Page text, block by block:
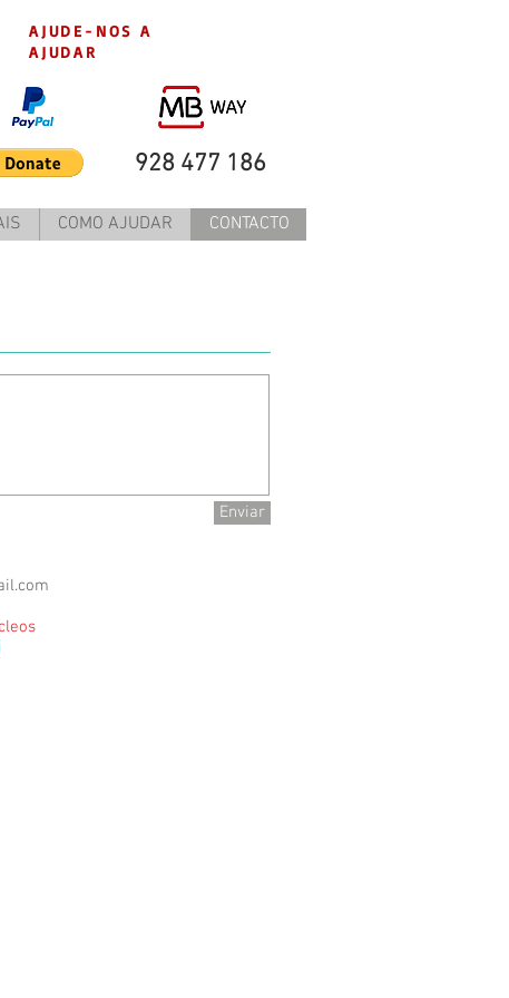
AJUDE-NOS A
AJUDAR
928 477 186
COMO AJUDAR CONTACTO
Enviar